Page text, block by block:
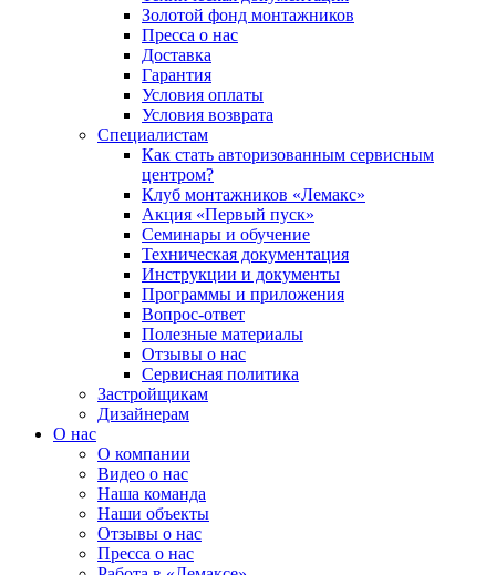
Золотой фонд монтажников
Пресса о нас
Доставка
Гарантия
Условия оплаты
Условия возврата
Специалистам
Как стать авторизованным сервисным
центром?
Клуб монтажников «Лемакс»
Акция «Первый пуск»
Семинары и обучение
Техническая документация
Инструкции и документы
Программы и приложения
Вопрос-ответ
Полезные материалы
Отзывы о нас
Сервисная политика
Застройщикам
Дизайнерам
О нас
О компании
Видео о нас
Наша команда
Наши объекты
Отзывы о нас
Пресса о нас